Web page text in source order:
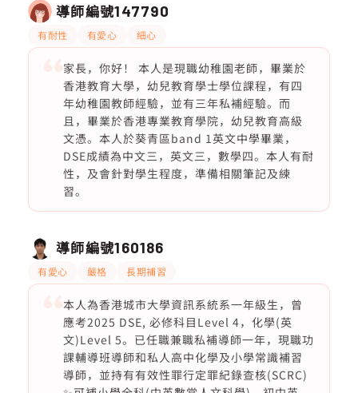
導師編號147790
有耐性 有愛心 細心
家長，你好！ 本人是現職幼稚園老師，畢業於
香港教育大學，幼兒教育學士學位課程，有四
年幼稚園教師經驗，並有三年私補經驗。而
且，畢業於香港專業教育學院，幼兒教育高級
文憑。本人於葵青區band 1英文中學畢業，
DSE成績為中文三，英文三，數學四。本人有耐
性，及會針對學生程度，準備相關筆記及練
習。
導師編號160186
有愛心 嚴格 長期補習
本人為香港城市大學資訊系統系一年級生，曾
應考2025 DSE, 必修科目Level 4，化學(英
文)Level 5。已任職兼職私補導師一年，現職功
課輔導班導師和私人高中化學及小學常識補習
導師，並持有有效性罪行定罪紀錄查核(SCRC)